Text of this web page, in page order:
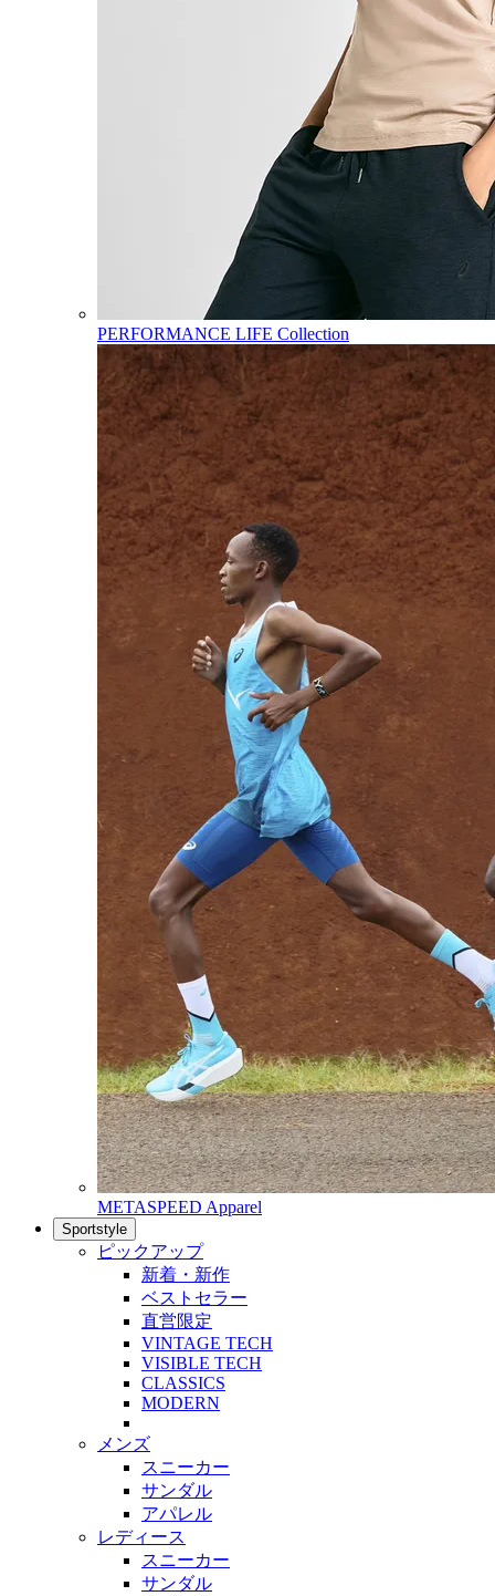
PERFORMANCE LIFE Collection
METASPEED Apparel
Sportstyle
ピックアップ
新着・新作
ベストセラー
直営限定
VINTAGE TECH
VISIBLE TECH
CLASSICS
MODERN
メンズ
スニーカー
サンダル
アパレル
レディース
スニーカー
サンダル